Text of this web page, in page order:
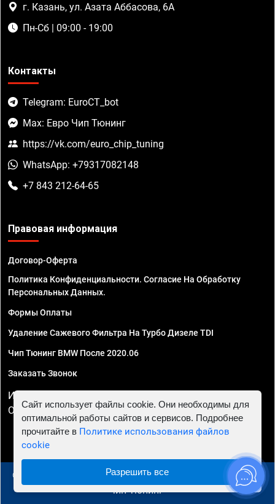
г. Казань, ул. Азата Аббасова, 6А
Пн-Сб | 09:00 - 19:00
Контакты
Telegram: EuroCT_bot
Max: Евро Чип Тюнинг
https://vk.com/euro_chip_tuning
WhatsApp: +79317082148
+7 843 212-64-65
Правовая информация
Договор-Оферта
Политика Конфиденциальности. Согласие На Обработку
Персональных Данных.
Формы Оплаты
Удаление Сажевого Фильтра На Турбо Дизеле TDI
Чип Тюнинг BMW После 2020.06
Заказать Звонок
ИП Смирнов Георгий Павлович. ИНН 781302555843,
ОГРНИП 324470400032610
© 2010 - 2026 Чип тюнинг в Казани - Автосервис "Евро
Чип Тюнинг"
Сайт использует файлы cookie. Они необходимы для
оптимальной работы сайтов и сервисов. Подробнее
прочитайте в Политике использования файлов
cookie
Разрешить все